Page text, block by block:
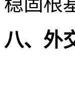
八、外